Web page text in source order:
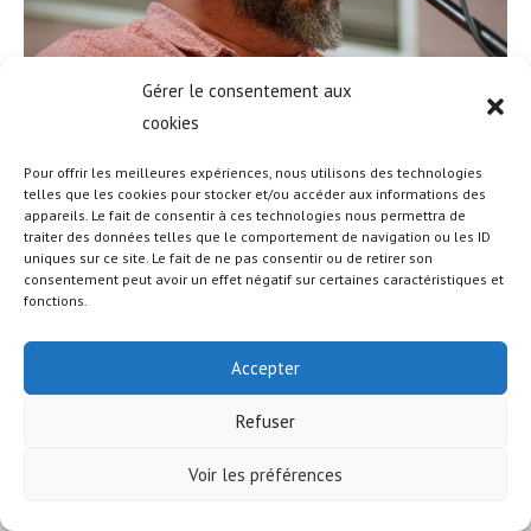
Gérer le consentement aux
cookies
Pour offrir les meilleures expériences, nous utilisons des technologies
telles que les cookies pour stocker et/ou accéder aux informations des
appareils. Le fait de consentir à ces technologies nous permettra de
traiter des données telles que le comportement de navigation ou les ID
uniques sur ce site. Le fait de ne pas consentir ou de retirer son
consentement peut avoir un effet négatif sur certaines caractéristiques et
fonctions.
Accepter
Refuser
Voir les préférences
© COPYRIGHT - OCEANWP THEME BY NICK